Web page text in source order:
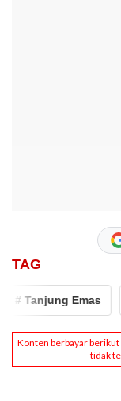
TAG
# Tanjung Emas